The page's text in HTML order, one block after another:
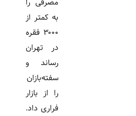
به کمتر از
۳۰۰۰ فقره
در تهران
رساند و
سفته‌بازان
را از بازار
فراری داد.